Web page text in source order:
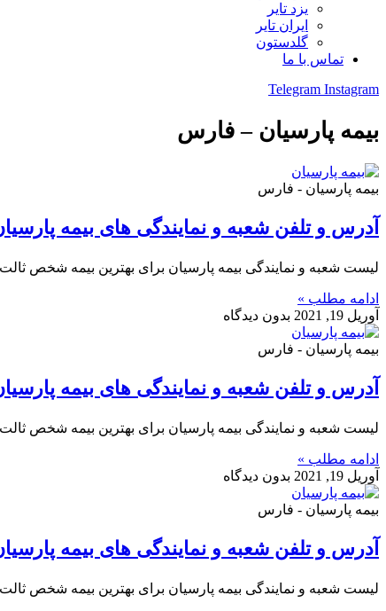
یزد تایر
ایران تایر
گلدستون
تماس با ما
Telegram Instagram
بیمه پارسیان – فارس
بیمه پارسیان - فارس
آدرس و تلفن شعبه و نمایندگی های بیمه
لیست شعبه و نمایندگی بیمه پارسیان برای بهترین بیمه شخص
ادامه مطلب »
آوریل 19, 2021
بدون دیدگاه
بیمه پارسیان - فارس
آدرس و تلفن شعبه و نمایندگی های بیمه
لیست شعبه و نمایندگی بیمه پارسیان برای بهترین بیمه شخص
ادامه مطلب »
آوریل 19, 2021
بدون دیدگاه
بیمه پارسیان - فارس
آدرس و تلفن شعبه و نمایندگی های بیمه
لیست شعبه و نمایندگی بیمه پارسیان برای بهترین بیمه شخص